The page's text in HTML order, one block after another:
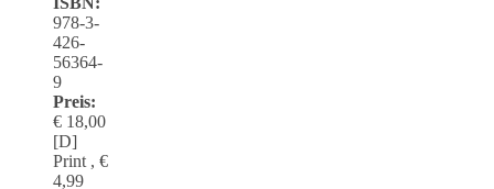
978-3-
426-
56364-
9
Preis:
€ 18,00
[D]
Print , €
4,99